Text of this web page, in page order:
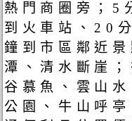
熱門商圈旁；5
到火車站、20
鐘到市區鄰近
潭、清水斷崖
谷慕魚、雲山
公園、牛山呼